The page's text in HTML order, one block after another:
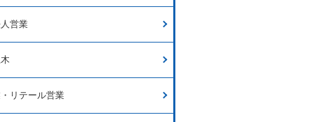
営業
リテール営業